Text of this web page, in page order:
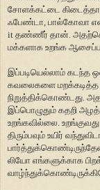
சோளக்கட்டை
ஃபேண்டா, பால்கோவா
it தண்ணீர் தான்.
மக்களாக உறங்க
இப்படியெல்லாம் கடந்த
கவலைகளை மறக்கடித்த
நிறுத்திக்கொண்டது.
இப்பொழுதும் கதறி
உறங்கவில்லை.
திரும்பவும் உயிர்
லியோ எங்களுக்காக